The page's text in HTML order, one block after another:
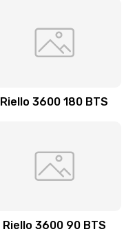
Riello 3600 180 BTS
Riello 3600 90 BTS